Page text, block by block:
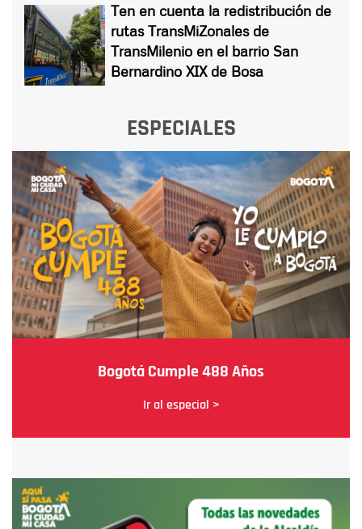
Ten en cuenta la redistribución de
rutas TransMiZonales de
TransMilenio en el barrio San
Bernardino XIX de Bosa
ESPECIALES
Bogotá Cumple 488 Años
Ir al especial >